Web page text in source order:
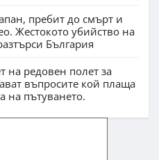
пребит до смърт и
Жестокото убийство на
България
на редовен полет за
въпросите кой плаща
на пътуването.